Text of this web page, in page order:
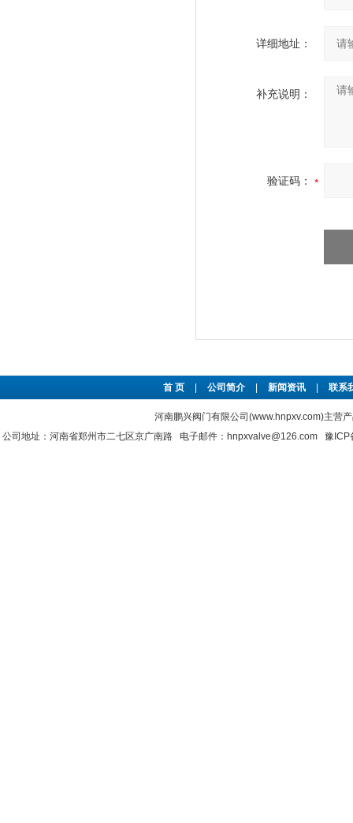
详细地址：
补充说明：
验证码：
首 页 公司简介 新闻资讯 联系
河南鹏兴阀门有限公司(www.hnpxv.com)主营
公司地址：河南省郑州市二七区京广南路 电子邮件：hnpxvalve@126.com 豫ICP